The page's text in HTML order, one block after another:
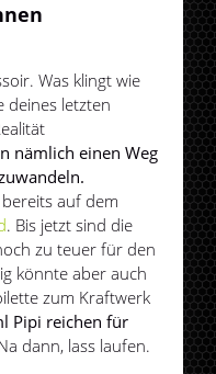
Was klingt wie
deines letzten
nämlich einen Weg
auf dem
. Bis jetzt sind die
zu teuer für den
könnte aber auch
zum Kraftwerk
Pipi reichen für
dann, lass laufen.